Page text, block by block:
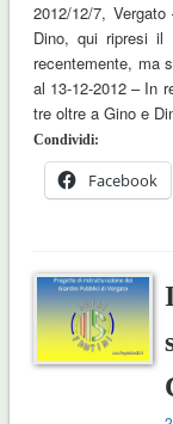
2012/12/7,
Dino, qui ripresi il
recentemente, ma
al 13-12-2012 – In
tre oltre a Gino e
Condividi:
Facebook